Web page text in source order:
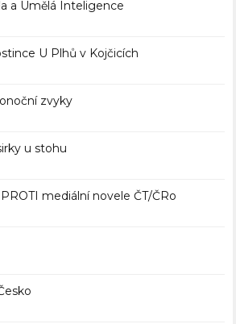
a Umělá Inteligence
U Plhů v Kojčicích
zvyky
u stohu
mediální novele ČT/ČRo